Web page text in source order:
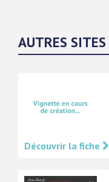
AUTRES SITES
Découvrir la fiche